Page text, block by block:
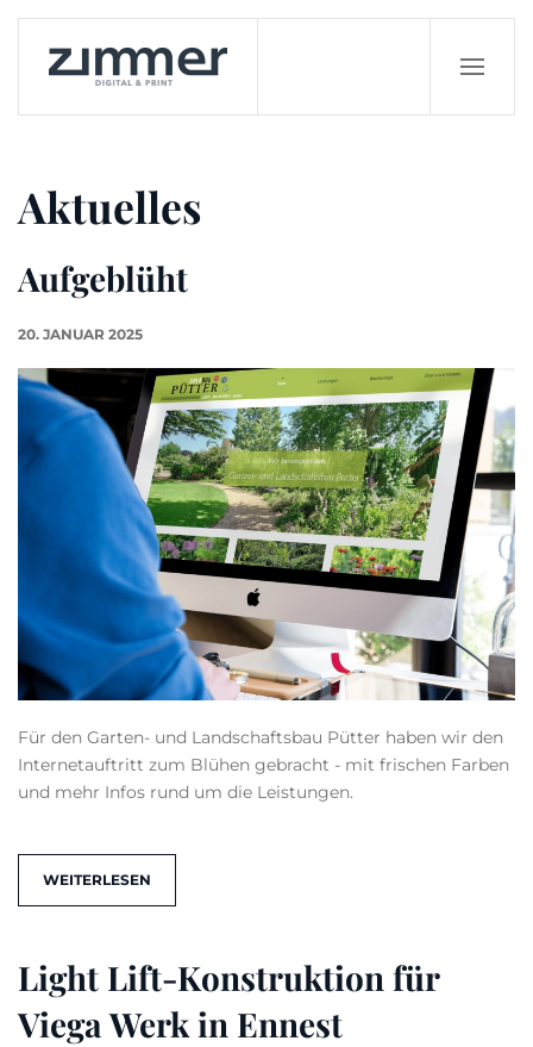
Zum Hauptinhalt springen
Aktuelles
Aufgeblüht
20. JANUAR 2025
Für den Garten- und Landschaftsbau Pütter haben wir den
Internetauftritt zum Blühen gebracht - mit frischen Farben
und mehr Infos rund um die Leistungen.
WEITERLESEN
Light Lift-Konstruktion für
Viega Werk in Ennest